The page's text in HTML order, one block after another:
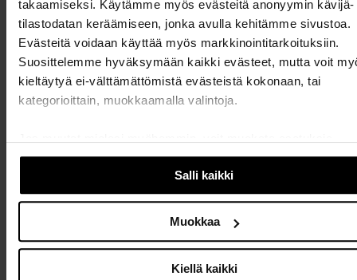
takaamiseksi. Käytämme myös evästeitä anonyymin kävijä-
tilastodatan keräämiseen, jonka avulla kehitämme sivustoa.
Evästeitä voidaan käyttää myös markkinointitarkoituksiin.
Suosittelemme hyväksymään kaikki evästeet, mutta voit
kieltäytyä ei-välttämättömistä evästeistä kokonaan, tai
kategorioittain, muokkaamalla valintoja.
evästeasetusten alla, sivun alalaidassa.
Salli kaikki
Muokkaa
Kiellä kaikki
kurssisisältöjä, kuten
tehtäviä ja muuta
kiinnostavaa materiaalia.
Kannattaa rekisteröityä,
siihen menee vain minuutti!